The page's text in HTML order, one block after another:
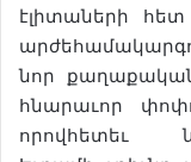
էլիտաների
նոր
հնարաւոր
որովհետեւ